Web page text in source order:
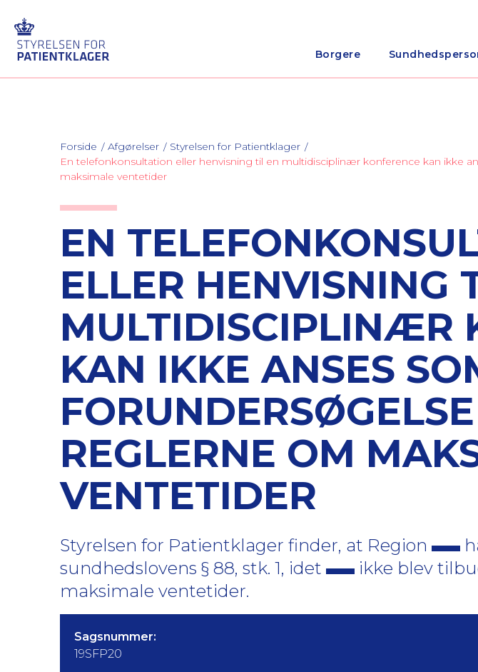
Borgere
Forside Afgørelser
Styrelsen for Patientklager
En telefonkonsultation eller henvisning til en multidisciplinær konference kan ikke
maksimale ventetider
EN
ELLER HENVISNING
MULTIDISCIPLINÆR
KAN IKKE ANSES
REGLERNE OM
VENTETIDER
Styrelsen for Patientklager finder, at Region
sundhedslovens § 88, stk. 1, idet
ikke blev
maksimale ventetider.
Sagsnummer:
19SFP20